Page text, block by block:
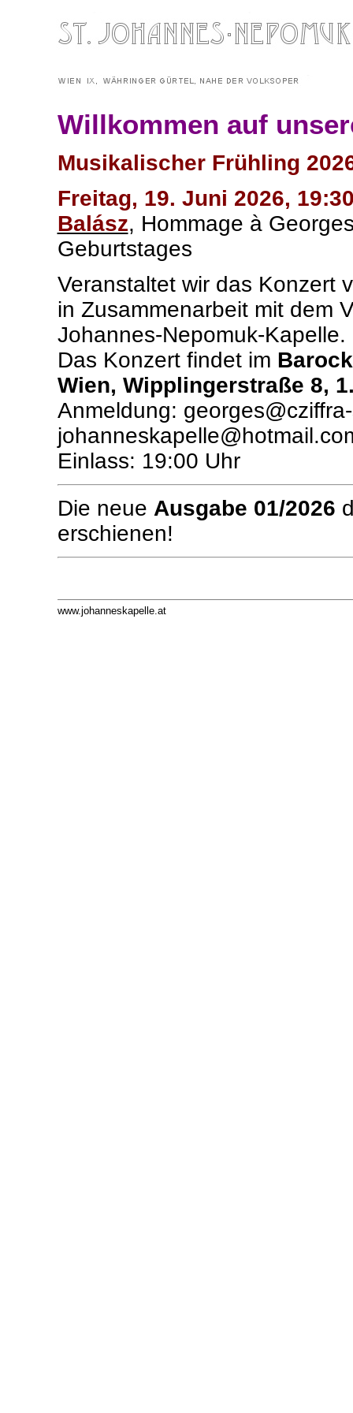
Willkommen auf
Musikalischer Frühling
Freitag, 19. Juni 2026,
Balász, Hommage à
Geburtstages
Veranstaltet wir das Konzert
in Zusammenarbeit mit dem
Johannes-Nepomuk-Kapelle.
Das Konzert findet im
Wien, Wipplingerstraße 8,
Anmeldung:
Einlass: 19:00 Uhr
Die neue Ausgabe 01/2026
erschienen!
www.johanneskapelle.at